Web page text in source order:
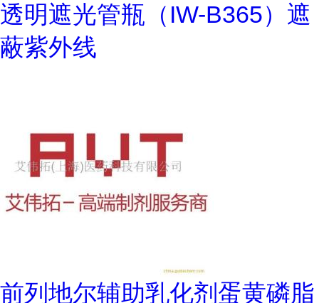
透明遮光管瓶（IW-B365）遮
蔽紫外线
前列地尔辅助乳化剂蛋黄磷脂